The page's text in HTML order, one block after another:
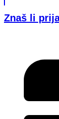
Znaš li